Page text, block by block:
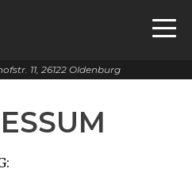
11, 26122 Oldenburg